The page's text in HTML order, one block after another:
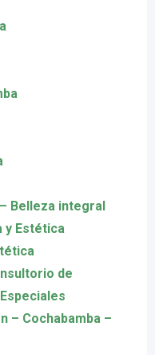
Belleza integral
y Estética
de
– Cochabamba –